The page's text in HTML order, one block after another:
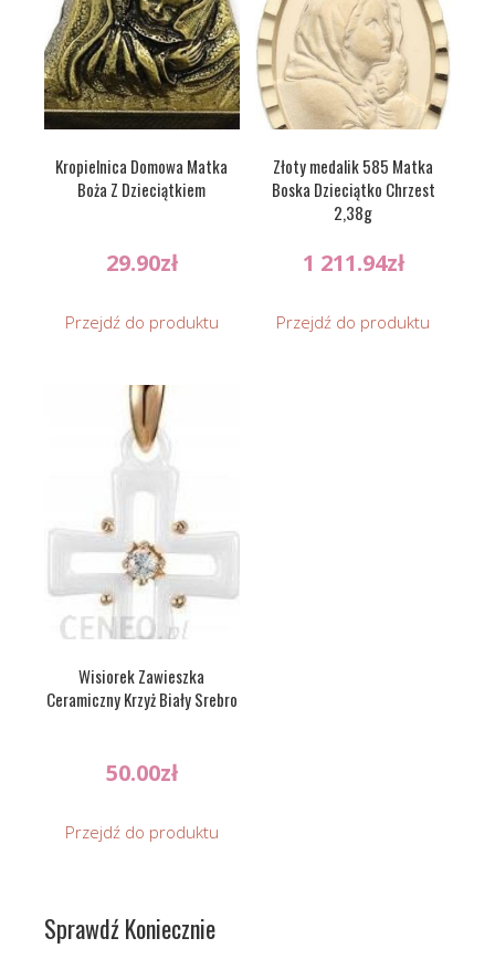
Kropielnica Domowa Matka
Boża Z Dzieciątkiem
29.90zł
Przejdź do produktu
Złoty medalik 585 Matka
Boska Dzieciątko Chrzest
2,38g
1 211.94zł
Przejdź do produktu
Wisiorek Zawieszka
Ceramiczny Krzyż Biały Srebro
50.00zł
Przejdź do produktu
Sprawdź Koniecznie